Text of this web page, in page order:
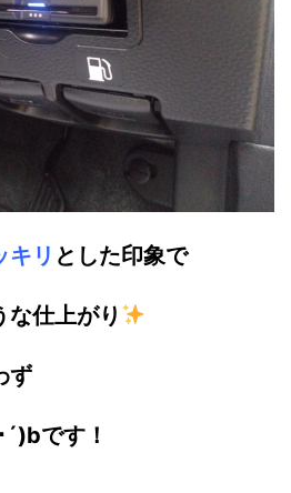
キリ とした印象で
な仕上がり
ず
です！